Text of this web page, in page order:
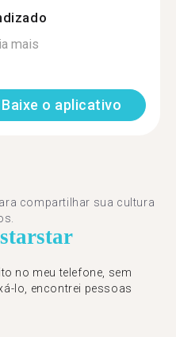
mais
Baixe o aplicativo
compartilhar sua cultura
starstar
no meu telefone, sem
lo, encontrei pessoas